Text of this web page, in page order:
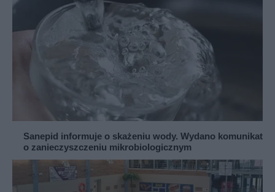
Sanepid informuje o skażeniu wody. Wydano komunikat
o zanieczyszczeniu mikrobiologicznym